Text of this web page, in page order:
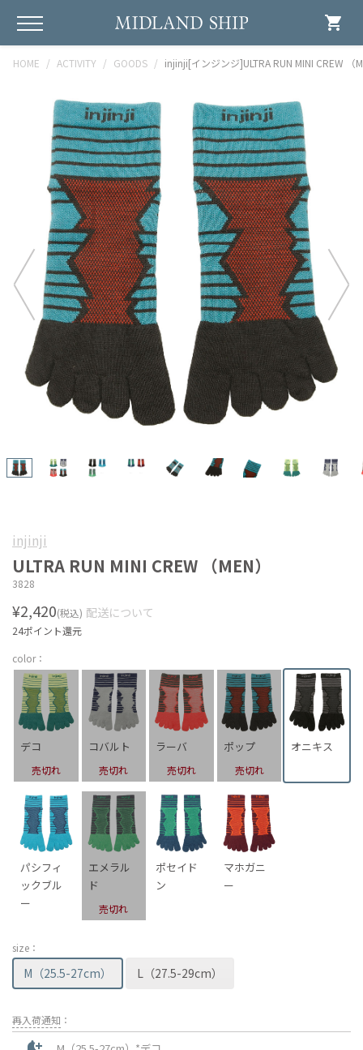
shopping_cart
HOME ACTIVITY GOODS injinji[インジンジ]ULTRA RUN MINI CREW （
injinji
ULTRA RUN MINI CREW （MEN）
3828
¥2,420(税込) 配送について
24ポイント還元
color：
デコ
売切れ
コバルト
売切れ
ラーバ
売切れ
ポップ
売切れ
オニキス
パシフィ
ックブル
ー
エメラル
ド
売切れ
ポセイド
ン
マホガニ
ー
size：
M（25.5-27cm） L（27.5-29cm）
再入荷通知 ：